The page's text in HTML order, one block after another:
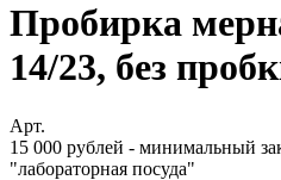
Пробирка
14/23, без
Арт.
15 000 рублей - минимальный
"лабораторная посуда"